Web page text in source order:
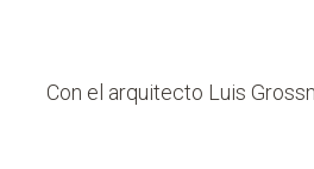
Con el arquitecto Luis